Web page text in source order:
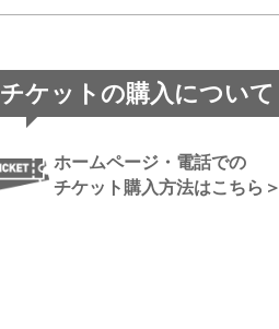
チケットの購入について
ホームページ・電話での
チケット購入方法はこちら＞